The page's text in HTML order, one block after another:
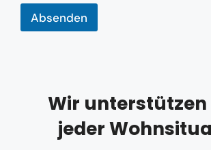
e
s
Absenden
Wir unterstützen
jeder